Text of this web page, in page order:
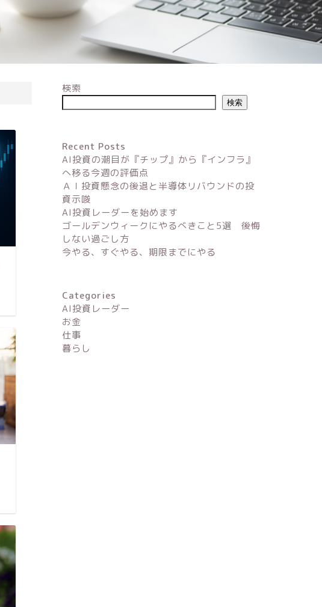
検索
検索
Recent Posts
AI投資の潮目が『チップ』から『インフラ』
へ移る今週の評価点
ＡＩ投資懸念の後退と半導体リバウンドの投
資示唆
AI投資レーダーを始めます
ゴールデンウィークにやるべきこと5選 後悔
しない過ごし方
今やる、すぐやる、期限までにやる
Categories
AI投資レーダー
お金
仕事
暮らし